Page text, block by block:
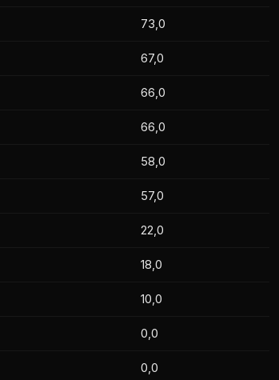
73,0
67,0
66,0
66,0
58,0
57,0
22,0
18,0
10,0
0,0
0,0